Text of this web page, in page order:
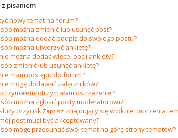
pisaniem
nowy temat na forum?
można zmienić lub usunąć post?
można dodać podpis do swojego postu?
można utworzyć ankietę?
można dodać więcej opcji ankiety?
zmienić lub usunąć ankietę?
mam dostępu do forum?
mogę dodawać załączników?
otrzymałam ostrzeżenie?
można zgłosić posty moderatorowi?
przycisk Zapisz znajdujący się w oknie tworzenia
post musi być akceptowany?
mogę przesunąć swój temat na górę strony tematów?